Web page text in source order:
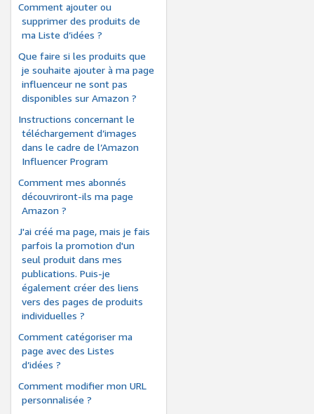
Comment ajouter ou
supprimer des produits de
ma Liste d’idées ?
Que faire si les produits que
je souhaite ajouter à ma page
influenceur ne sont pas
disponibles sur Amazon ?
Instructions concernant le
téléchargement d’images
dans le cadre de l’Amazon
Influencer Program
Comment mes abonnés
découvriront-ils ma page
Amazon ?
J'ai créé ma page, mais je fais
parfois la promotion d'un
seul produit dans mes
publications. Puis-je
également créer des liens
vers des pages de produits
individuelles ?
Comment catégoriser ma
page avec des Listes
d’idées ?
Comment modifier mon URL
personnalisée ?